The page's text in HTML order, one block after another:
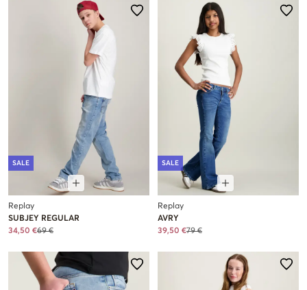
SALE
Replay
SUBJEY REGULAR
34,50 €69 €
SALE
Replay
AVRY
39,50 €79 €